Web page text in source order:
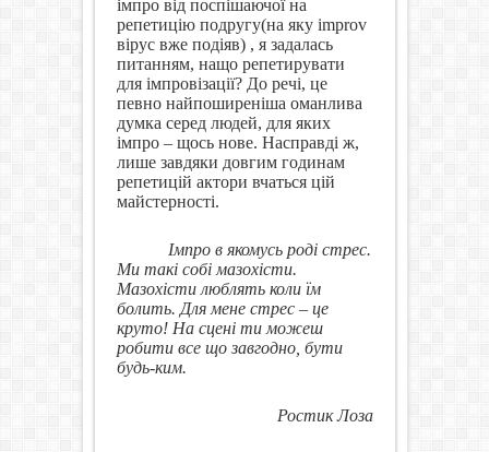
імпро від поспішаючої на
репетицію подругу(на яку іmprov
вірус вже подіяв) , я задалась
питанням, нащо репетирувати
для імпровізації? До речі, це
певно найпоширеніша оманлива
думка серед людей, для яких
імпро – щось нове. Насправді ж,
лише завдяки довгим годинам
репетицій актори вчаться цій
майстерності.
Імпро в якомусь роді стрес.
Ми такі собі мазохісти.
Мазохісти люблять коли їм
болить. Для мене стрес – це
круто! На сцені ти можеш
робити все що завгодно, бути
будь-ким.
Ростик Лоза